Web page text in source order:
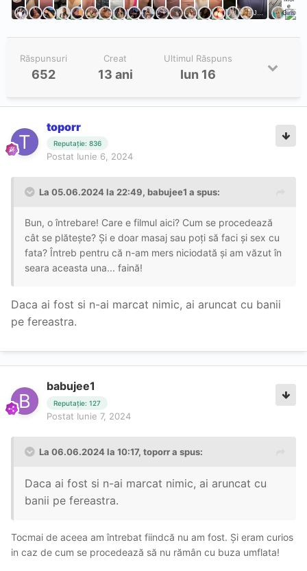
Răspunsuri
652
Creat
13 ani
Ultimul Răspuns
Iun 16
toporr
Reputație: 836
Postat Iunie 6, 2024
La 05.06.2024 la 22:49, babujee1 a spus:
Bun, o întrebare! Care e filmul aici? Cum se procedează
cât se plătește? Și e doar masaj sau poți să faci și sex cu
fata? Întreb pentru că n-am mers niciodată și am văzut în
seara aceasta una... faină!
Daca ai fost si n-ai marcat nimic, ai aruncat cu banii
pe fereastra.
babujee1
Reputație: 127
Postat Iunie 7, 2024
La 06.06.2024 la 10:17, toporra spus:
Daca ai fost si n-ai marcat nimic, ai aruncat cu
banii pe fereastra.
Tocmai de aceea am întrebat fiindcă nu am fost. Și eram curios
in caz de cum se procedează să nu rămân cu buza umflata!